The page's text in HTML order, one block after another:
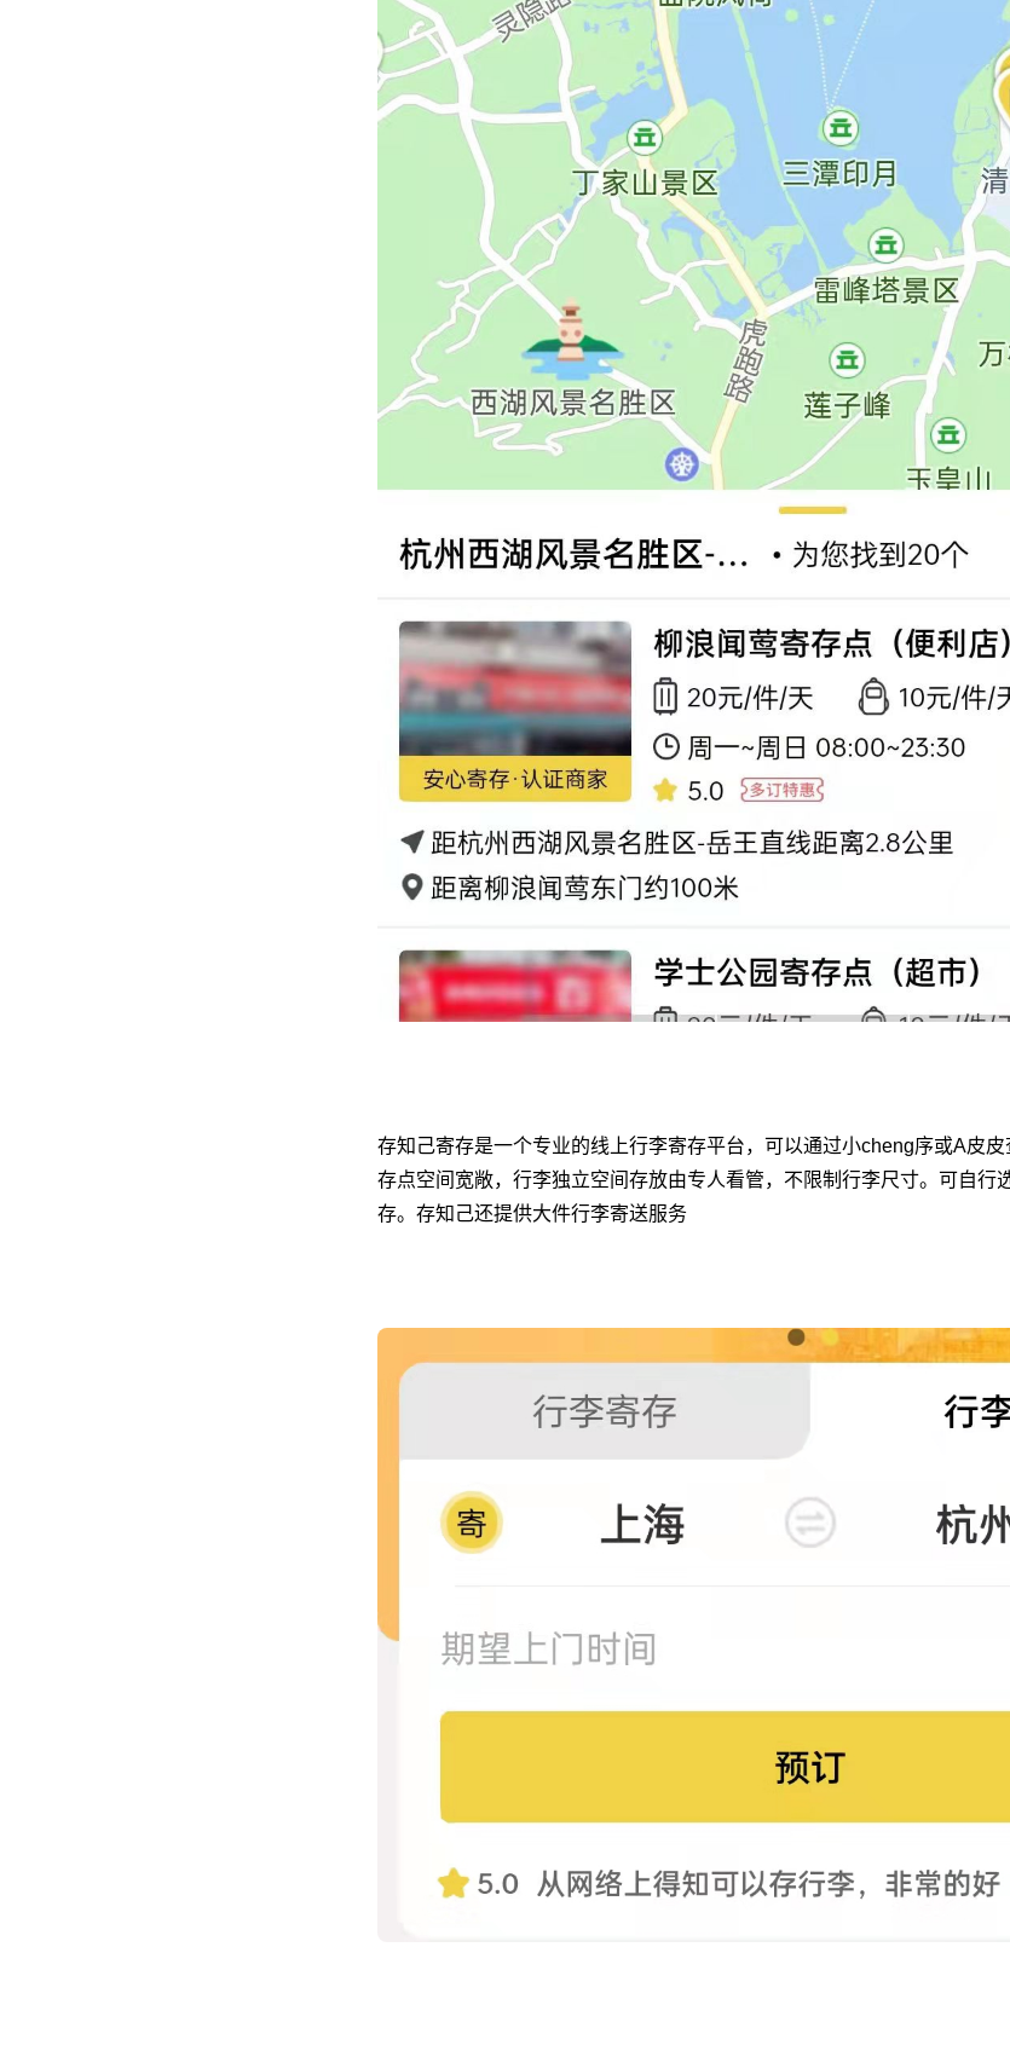
存知己寄存是一个专业的线上行李寄存平台，可以通过小cheng序或A皮
存点空间宽敞，行李独立空间存放由专人看管，不限制行李尺寸。可自行
存。存知己还提供大件行李寄送服务